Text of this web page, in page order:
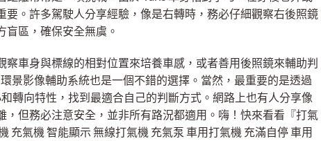
要。許多駕駛人分享經驗，像是右轉時，務必仔細觀察右後照鏡
盲區，確保安全無虞。
察車身與標線的相對位置來培養車感，或者善用後照鏡來輔助判
景影像輔助系統也是一個不錯的選擇。當然，最重要的是透過
轉向特性，找到最適合自己的判斷方式。網路上也有人分享像
，但務必注意安全，並非所有路況都適用。嗨！快來看看『打氣
充氣機 智能顯示 無線打氣機 充氣泵 車用打氣機 充滿自停 車用